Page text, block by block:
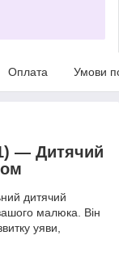
Оплата Умови
— Дитячий
дитячий
малюка. Він
уяви,